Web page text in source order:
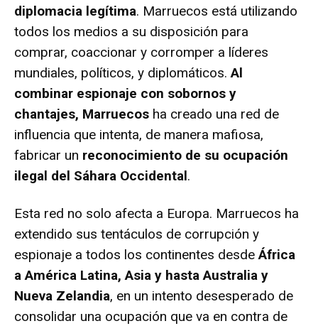
diplomacia legítima. Marruecos está utilizando
todos los medios a su disposición para
comprar, coaccionar y corromper a líderes
mundiales, políticos, y diplomáticos.Al
combinar espionaje con sobornos y
chantajes, Marruecos ha creado una red de
influencia que intenta, de manera mafiosa,
fabricar un reconocimiento de su ocupación
ilegal del Sáhara Occidental.
Esta red no solo afecta a Europa. Marruecos ha
extendido sus tentáculos de corrupción y
espionaje a todos los continentes desdeÁfrica
a América Latina, Asia y hasta Australia y
Nueva Zelandia, en un intento desesperado de
consolidar una ocupación que va en contra de